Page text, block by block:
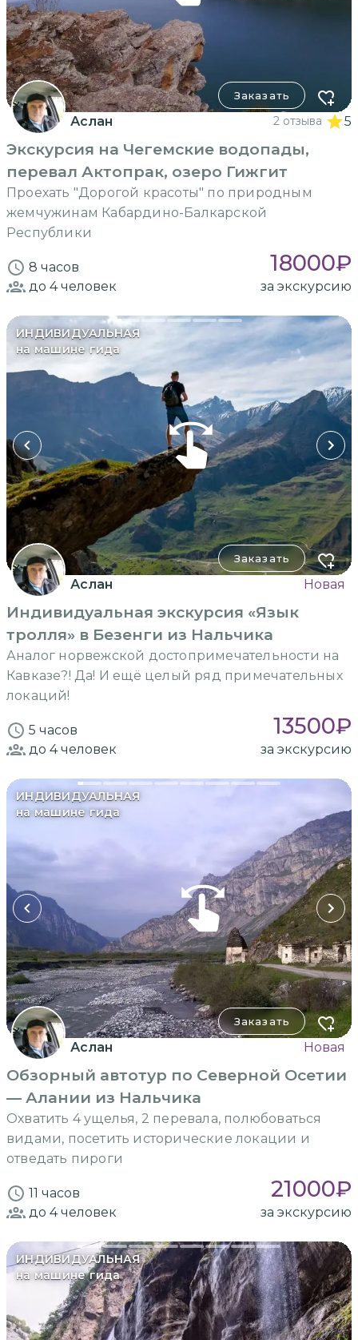
Заказать
Аслан 2 отзыва 5
Экскурсия на Чегемские водопады,
перевал Актопрак, озеро Гижгит
Проехать "Дорогой красоты" по природным
жемчужинам Кабардино-Балкарской
Республики
8 часов 18000₽
до 4человек за экскурсию
ИНДИВИДУАЛЬНАЯ
на машине гида
Заказать
Аслан Новая
Индивидуальная экскурсия «Язык
тролля» в Безенги из Нальчика
Аналог норвежской достопримечательности на
Кавказе?! Да! И ещё целый ряд примечательных
локаций!
5 часов 13500₽
до 4человек за экскурсию
ИНДИВИДУАЛЬНАЯ
на машине гида
Заказать
Аслан Новая
Обзорный автотур по Северной Осетии
— Алании из Нальчика
Охватить 4 ущелья, 2 перевала, полюбоваться
видами, посетить исторические локации и
отведать пироги
11 часов 21000₽
до 4человек за экскурсию
ИНДИВИДУАЛЬНАЯ
на машине гида